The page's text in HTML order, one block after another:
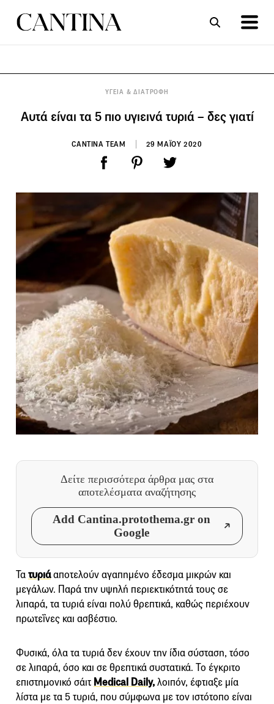
ΥΓΕΙΑ & ΔΙΑΤΡΟΦΗ
Αυτά είναι τα 5 πιο υγιεινά τυριά – δες γιατί
CANTINA TEAM 29 ΜΑΪΟΥ 2020
Δείτε περισσότερα άρθρα μας στα
αποτελέσματα αναζήτησης
Add Cantina.protothema.gr on
Google
Τατυριάαποτελούν αγαπημένο έδεσμα μικρών και
μεγάλων. Παρά την υψηλή περιεκτικότητά τους σε
λιπαρά, τα τυριά είναι πολύ θρεπτικά, καθώς περιέχουν
πρωτεΐνες και ασβέστιο.
Φυσικά, όλα τα τυριά δεν έχουν την ίδια σύσταση, τόσο
σε λιπαρά, όσο και σε θρεπτικά συστατικά. Το έγκριτο
επιστημονικό σάιτ Medical Daily,λοιπόν, έφτιαξε μία
λίστα με τα 5 τυριά, που σύμφωνα με τον ιστότοπο είναι